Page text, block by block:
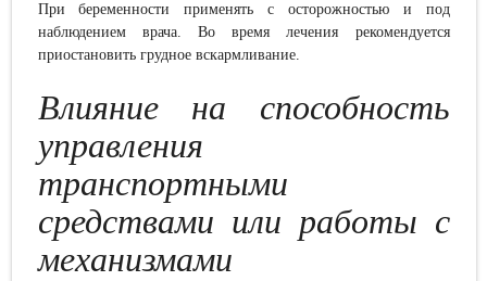
При беременности применять с осторожностью и под
наблюдением врача. Во время лечения рекомендуется
приостановить грудное вскармливание.
Влияние на способность
управления
транспортными
средствами или работы с
механизмами